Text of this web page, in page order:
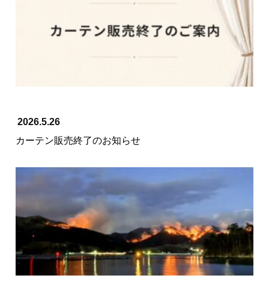
2026.5.26
カーテン販売終了のお知らせ